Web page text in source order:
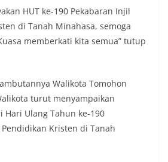
HUT ke-190 Pekabaran Injil
di Tanah Minahasa, semoga
memberkati kita semua” tutup
Walikota Tomohon
turut menyampaikan
Hari Ulang Tahun ke-190
Kristen di Tanah